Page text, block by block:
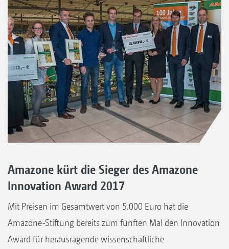
Amazone kürt die Sieger des Amazone
Innovation Award 2017
Mit Preisen im Gesamtwert von 5.000 Euro hat die
Amazone-Stiftung bereits zum fünften Mal den Innovation
Award für herausragende wissenschaftliche